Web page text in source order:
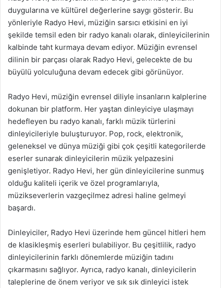
duygularına ve kültürel değerlerine saygı gösterir. Bu
yönleriyle Radyo Hevi, müziğin sarsıcı etkisini en iyi
şekilde temsil eden bir radyo kanalı olarak, dinleyicilerinin
kalbinde taht kurmaya devam ediyor. Müziğin evrensel
dilinin bir parçası olarak Radyo Hevi, gelecekte de bu
büyülü yolculuğuna devam edecek gibi görünüyor.
Radyo Hevi, müziğin evrensel diliyle insanların kalplerine
dokunan bir platform. Her yaştan dinleyiciye ulaşmayı
hedefleyen bu radyo kanalı, farklı müzik türlerini
dinleyicileriyle buluşturuyor. Pop, rock, elektronik,
geleneksel ve dünya müziği gibi çok çeşitli kategorilerde
eserler sunarak dinleyicilerin müzik yelpazesini
genişletiyor. Radyo Hevi, her gün dinleyicilerine sunmuş
olduğu kaliteli içerik ve özel programlarıyla,
müzikseverlerin vazgeçilmez adresi haline gelmeyi
başardı.
Dinleyiciler, Radyo Hevi üzerinde hem güncel hitleri hem
de klasikleşmiş eserleri bulabiliyor. Bu çeşitlilik, radyo
dinleyicilerinin farklı dönemlerde müziğin tadını
çıkarmasını sağlıyor. Ayrıca, radyo kanalı, dinleyicilerin
taleplerine de önem veriyor ve sık sık dinleyici istek